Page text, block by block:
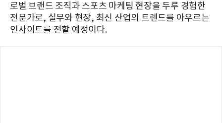
로벌 브랜드 조직과 스포츠 마케팅 현장을 두루 경험한
전문가로, 실무와 현장, 최신 산업의 트렌드를 아우르는
인사이트를 전할 예정이다.